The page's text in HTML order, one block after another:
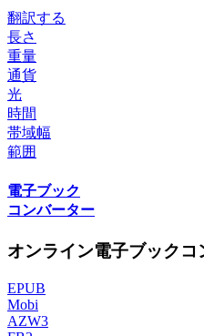
翻訳する
長さ
重量
通貨
光
時間
帯域幅
範囲
電子ブック
コンバーター
オンライン電子ブックコ
EPUB
Mobi
AZW3